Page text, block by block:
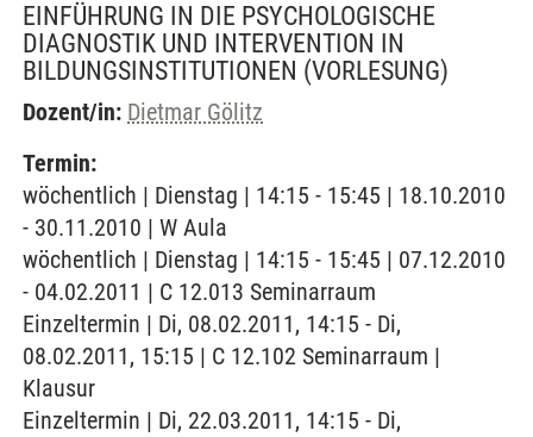
EINFÜHRUNG IN DIE PSYCHOLOGISCHE
DIAGNOSTIK UND INTERVENTION IN
BILDUNGSINSTITUTIONEN (VORLESUNG)
Dozent/in: Dietmar Gölitz
Termin:
wöchentlich | Dienstag | 14:15 - 15:45 | 18.10.2010
- 30.11.2010 | W Aula
wöchentlich | Dienstag | 14:15 - 15:45 | 07.12.2010
- 04.02.2011 | C 12.013 Seminarraum
Einzeltermin | Di, 08.02.2011, 14:15 - Di,
08.02.2011, 15:15 | C 12.102 Seminarraum |
Klausur
Einzeltermin | Di, 22.03.2011, 14:15 - Di,